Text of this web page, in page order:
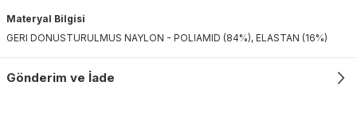
Materyal Bilgisi
GERI DONUSTURULMUS NAYLON - POLIAMID (84%), ELASTAN (16%)
Gönderim ve İade